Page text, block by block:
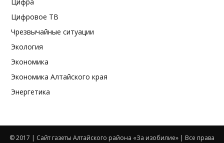
Цифровое ТВ
Чрезвычайные ситуации
Экология
Экономика
Экономика Алтайского края
Энергетика
© 2017 | Сайт газеты Алтайского района «За изобилие» | Все права